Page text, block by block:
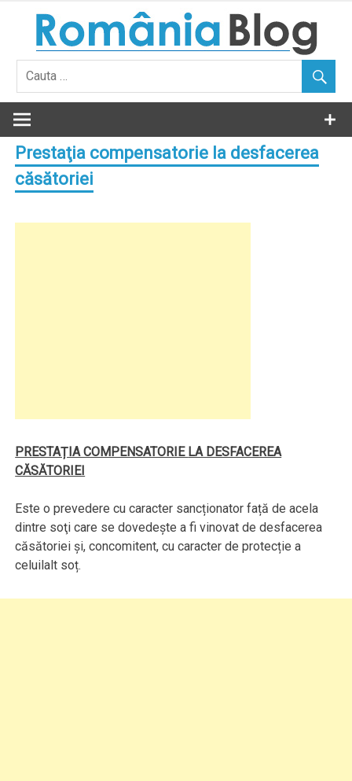
content
Prestaţia compensatorie la desfacerea
căsătoriei
PRESTAȚIA COMPENSATORIE LA DESFACEREA
CĂSĂTORIEI
Este o prevedere cu caracter sancționator față de acela
dintre soţi care se dovedește a fi vinovat de desfacerea
căsătoriei și, concomitent, cu caracter de protecție a
celuilalt soț.